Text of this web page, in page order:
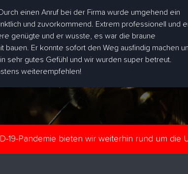
einen Anruf bei der Firma wurde umgehend ein
und zuvorkommend. Extrem professionell und
genügte und er wusste, es war die braune
Er konnte sofort den Weg ausfindig machen
sehr gutes Gefühl und wir wurden super betreut.
weiterempfehlen!
19-Pandemie bieten wir weiterhin rund um die